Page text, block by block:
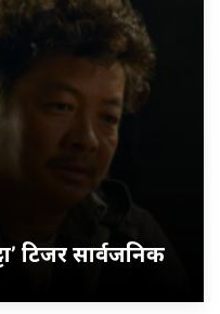
टिजर सार्वजनिक